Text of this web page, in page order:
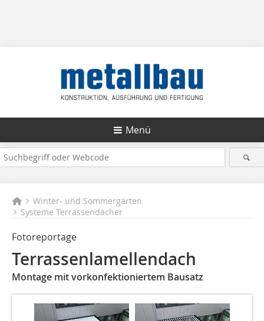
Menü
Winter- und Sommergärten
Systeme Terrassendächer
Fotoreportage
Terrassenlamellendach
Montage mit vorkonfektioniertem Bausatz